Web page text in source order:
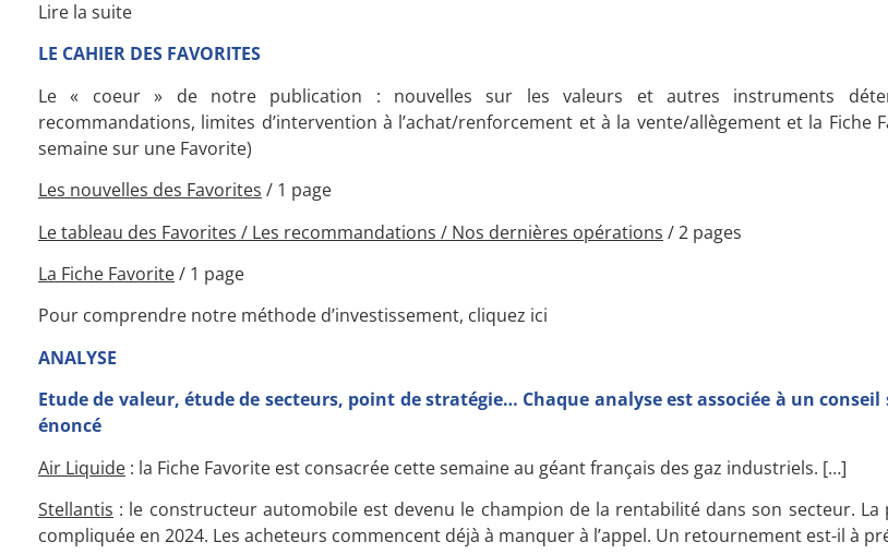
Lire la suite
LE CAHIER DES FAVORITES
Le « coeur » de notre publication : nouvelles sur les valeurs et autres instruments
recommandations, limites d’intervention à l’achat/renforcement et à la vente/allègement et la Fiche
semaine sur une Favorite)
Les nouvelles des Favorites / 1 page
Le tableau des Favorites / Les recommandations / Nos dernières opérations / 2 pages
La Fiche Favorite/ 1 page
Pour comprendre notre méthode d’investissement, cliquez ici
ANALYSE
Etude de valeur, étude de secteurs, point de stratégie… Chaque analyse est associée à un
énoncé
Air Liquide : la Fiche Favorite est consacrée cette semaine au géant français des gaz industriels. […]
Stellantis : le constructeur automobile est devenu le champion de la rentabilité dans son secteur.
compliquée en 2024. Les acheteurs commencent déjà à manquer à l’appel. Un retournement est-il à